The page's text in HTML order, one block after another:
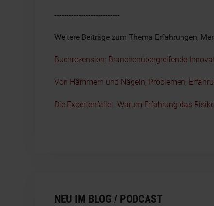
---------------------------
Weitere Beiträge zum Thema Erfahrungen,
Buchrezension: Branchenübergreifende
Von Hämmern und Nägeln, Problemen,
Die Expertenfalle - Warum Erfahrung das
NEU IM BLOG / PODCAST